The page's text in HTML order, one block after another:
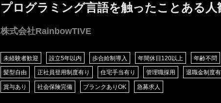
プログラミング言語を触ったことある人
株式会社RainbowTIVE
未経験者歓迎 設立5年以内 歩合給制導入 年間休日120以上 年齢不問
髪型自由 正社員登用制度有り 住宅手当有り 管理職採用 退職金制度有
賞与あり 社会保険完備 ブランクありOK 急募求人